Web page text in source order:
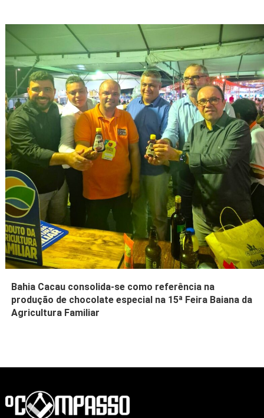
Bahia Cacau consolida-se como referência na
produção de chocolate especial na 15ª Feira Baiana da
Agricultura Familiar